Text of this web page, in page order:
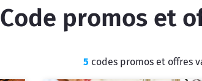
Code promos et
5 codes promos et offres